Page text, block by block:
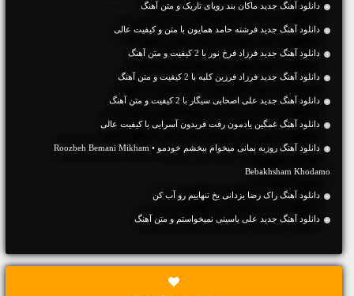
دانلود آهنگ جديد ماکان بند رویای تاریک و متن آهنگ
دانلود آهنگ جديد فرشته حامد همایون با متن و کیفیت عالی
دانلود آهنگ جديد فرزاد فرخ نور با 2 کیفیت و متن آهنگ
دانلود آهنگ جديد فرزاد فرزین کلبه با 2 کیفیت و متن آهنگ
دانلود آهنگ جديد علی اصحابی سیگار با 2 کیفیت و متن آهنگ
دانلود آهنگ غمگین یادمون رفت فریدون آسرایی با کیفیت عالی
دانلود آهنگ روزبه بمانی میخوام ببخشم خودمو • Roozbeh Bemani Mikham
Bebakhsham Khodamo
دانلود آهنگ راک رضا یزدانی یخ تنهاییم رو آب کن
دانلود آهنگ جديد علی یاسینی نمیخواستم و متن آهنگ